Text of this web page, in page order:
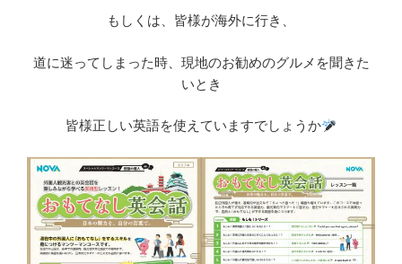
もしくは、皆様が海外に行き、
道に迷ってしまった時、現地のお勧めのグルメを聞きた
いとき
皆様正しい英語を使えていますでしょうか